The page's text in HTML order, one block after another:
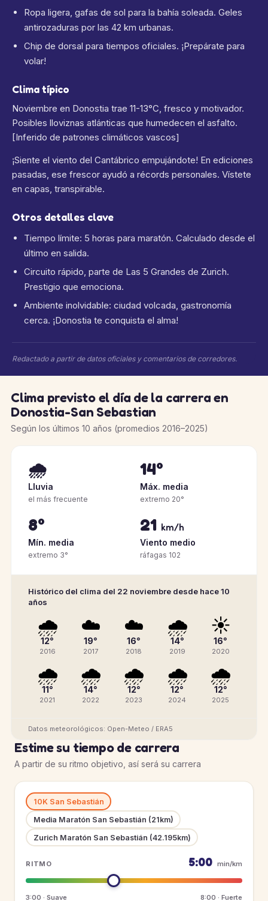
Ropa ligera, gafas de sol para la bahía soleada. Geles
antirozaduras por las 42 km urbanas.
Chip de dorsal para tiempos oficiales. ¡Prepárate para
volar!
Clima típico
Noviembre en Donostia trae 11-13°C, fresco y motivador.
Posibles lloviznas atlánticas que humedecen el asfalto.
[Inferido de patrones climáticos vascos]
¡Siente el viento del Cantábrico empujándote! En ediciones
pasadas, ese frescor ayudó a récords personales. Vístete
en capas, transpirable.
Otros detalles clave
Tiempo límite: 5 horas para maratón. Calculado desde el
último en salida.
Circuito rápido, parte de Las 5 Grandes de Zurich.
Prestigio que emociona.
Ambiente inolvidable: ciudad volcada, gastronomía
cerca. ¡Donostia te conquista el alma!
Redactado a partir de datos oficiales y comentarios de corredores.
Clima previsto el día de la carrera en
Donostia-San Sebastian
Según los últimos 10 años (promedios 2016–2025)
🌧️
Lluvia
el más frecuente
14°
Máx. media
extremo 20°
8°
Mín. media
extremo 3°
21 km/h
Viento medio
ráfagas 102
Histórico del clima del 22 noviembre desde hace 10
años
🌧️
12°
2016
☁️
19°
2017
☁️
16°
2018
🌧️
14°
2019
☀️
16°
2020
🌧️
11°
2021
🌧️
14°
2022
🌧️
12°
2023
🌧️
12°
2024
🌧️
12°
2025
Datos meteorológicos: Open-Meteo / ERA5
Estime su tiempo de carrera
A partir de su ritmo objetivo, así será su carrera
10K San Sebastián
Media Maratón San Sebastián (21km)
Zurich Maratón San Sebastián (42.195km)
RITMO 5:00 min/km
3:00 · Suave 8:00 · Fuerte